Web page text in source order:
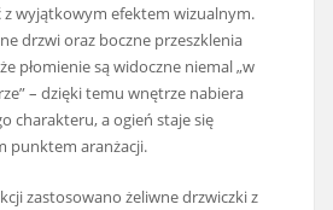
z wyjątkowym efektem wizualnym.
drzwi oraz boczne przeszklenia
płomienie są widoczne niemal „w
– dzięki temu wnętrze nabiera
charakteru, a ogień staje się
punktem aranżacji.
zastosowano żeliwne drzwiczki z